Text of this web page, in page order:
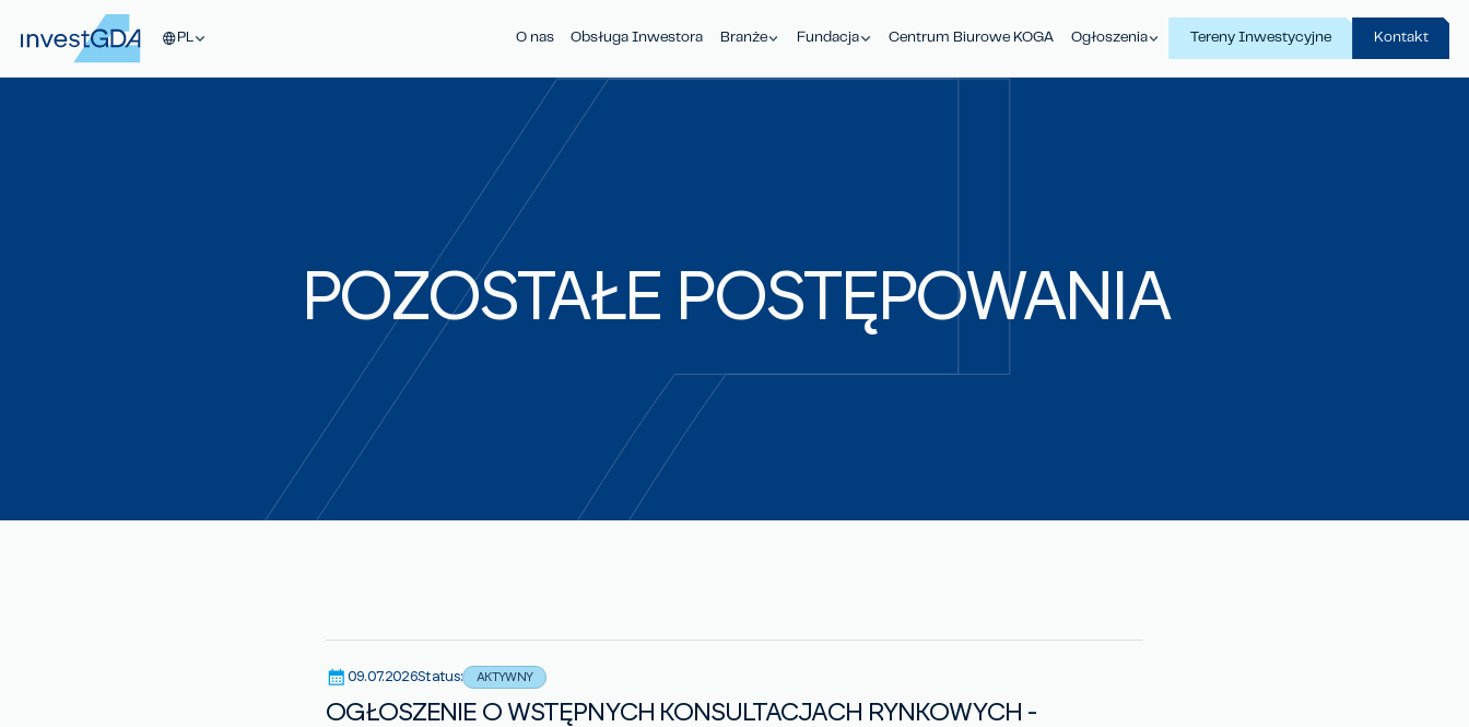
PL O nas Obsługa Inwestora Branże Fundacja Centrum Biurowe KOGA Ogłoszenia Tereny Inwestycyjne Kontakt
POZOSTAŁE POSTĘPOWANIA
09.07.2026Status: AKTYWNY
OGŁOSZENIE O WSTĘPNYCH KONSULTACJACH RYNKOWYCH -